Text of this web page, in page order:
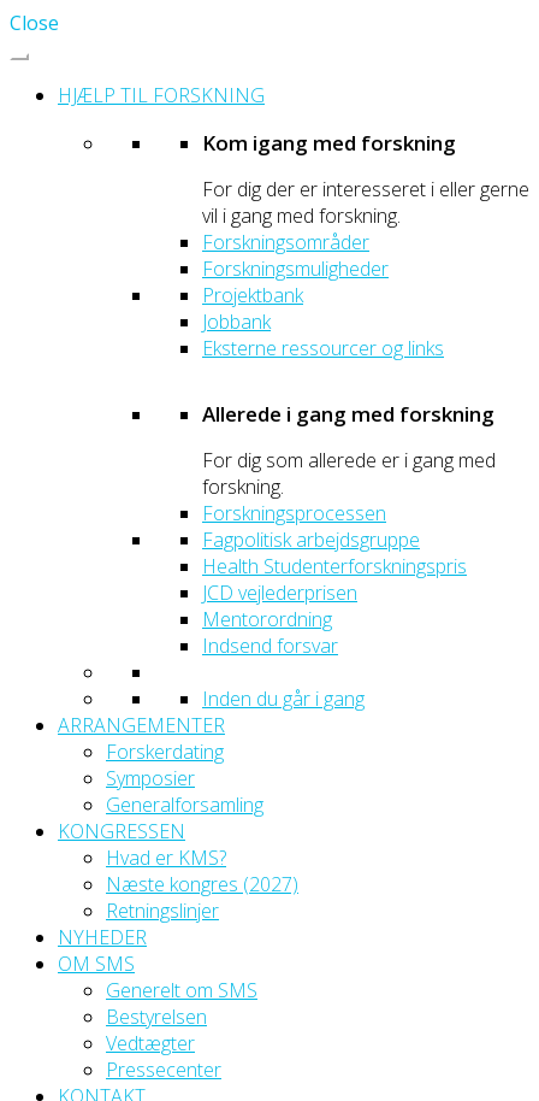
Close
HJÆLP TIL FORSKNING
Kom igang med forskning
For dig der er interesseret i eller gerne
vil i gang med forskning.
Forskningsområder
Forskningsmuligheder
Projektbank
Jobbank
Eksterne ressourcer og links
Allerede i gang med forskning
For dig som allerede er i gang med
forskning.
Forskningsprocessen
Fagpolitisk arbejdsgruppe
Health Studenterforskningspris
JCD vejlederprisen
Mentorordning
Indsend forsvar
Inden du går i gang
ARRANGEMENTER
Forskerdating
Symposier
Generalforsamling
KONGRESSEN
Hvad er KMS?
Næste kongres (2027)
Retningslinjer
NYHEDER
OM SMS
Generelt om SMS
Bestyrelsen
Vedtægter
Pressecenter